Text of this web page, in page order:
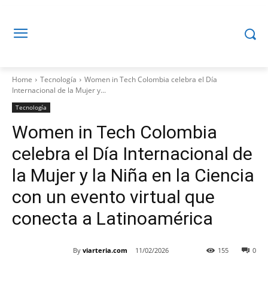
Home Tecnología
Women in Tech Colombia celebra el Día
Internacional de la Mujer y...
Tecnología
Women in Tech Colombia
celebra el Día Internacional de
la Mujer y la Niña en la Ciencia
con un evento virtual que
conecta a Latinoamérica
By viarteria.com 11/02/2026 0
155